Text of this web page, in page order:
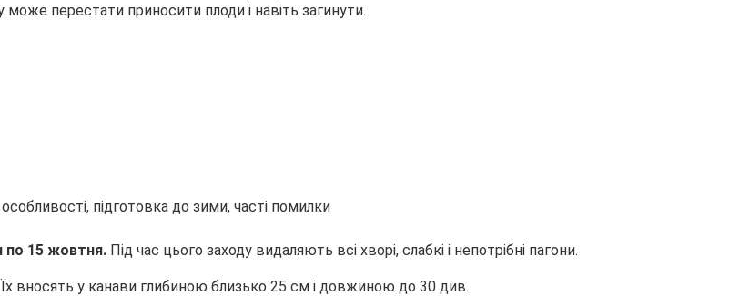
перестати приносити плоди і навіть загинути.
по 15 жовтня. Під час цього заходу видаляють всі хворі, слабкі і непотрібні пагони.
Їх вносять у канави глибиною близько 25 см і довжиною до 30 див.